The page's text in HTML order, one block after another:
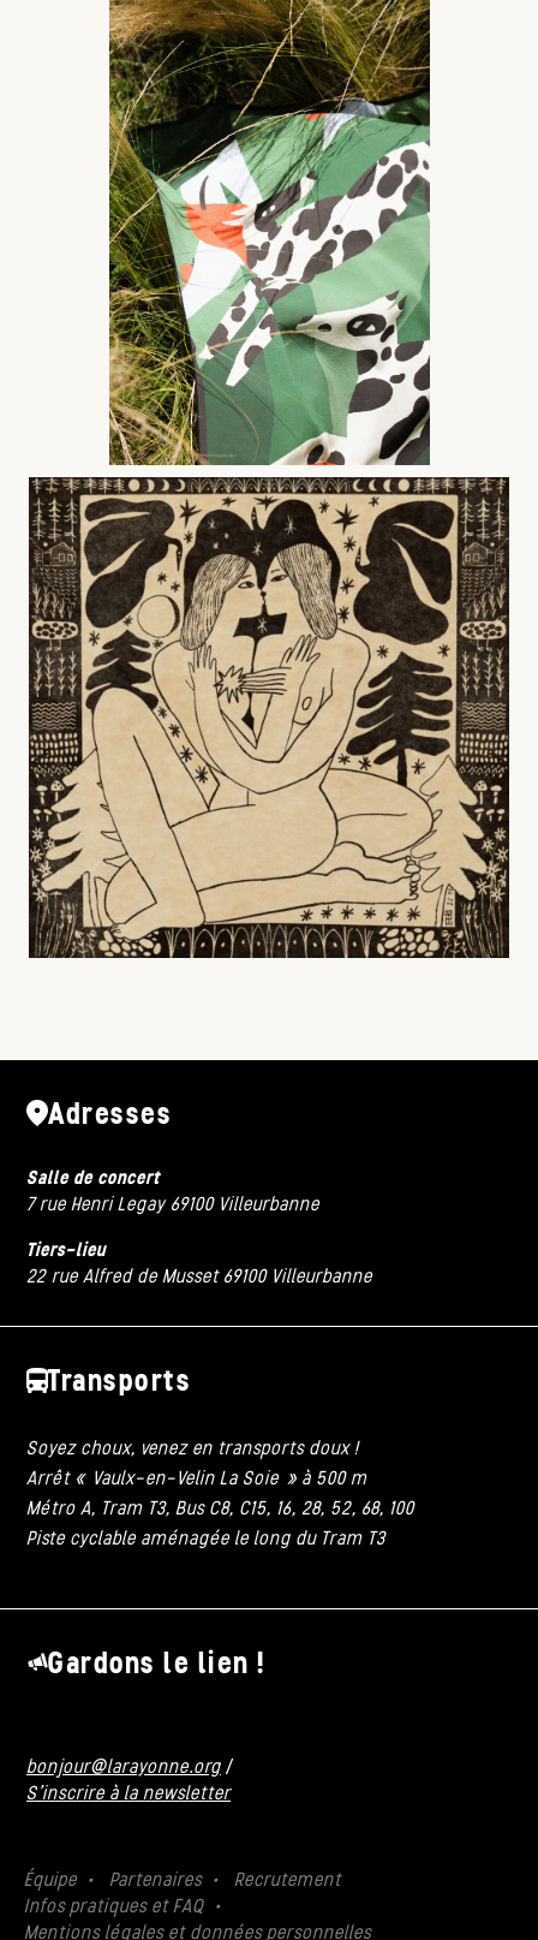
Adresses
Salle de concert
7 rue Henri Legay 69100 Villeurbanne
Tiers-lieu
22 rue Alfred de Musset 69100 Villeurbanne
Transports
Soyez choux, venez en transports doux !
Arrêt « Vaulx-en-Velin La Soie » à 500 m
Métro A, Tram T3, Bus C8, C15, 16, 28, 52, 68, 100
Piste cyclable aménagée le long du Tram T3
Gardons le lien !
bonjour@larayonne.org /
S'inscrire à la newsletter
Équipe Partenaires
Recrutement
Infos pratiques et FAQ
Mentions légales et données personnelles